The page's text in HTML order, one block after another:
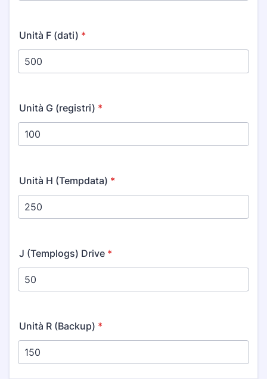
Unità F (dati) *
Unità G (registri) *
Unità H (Tempdata) *
J (Templogs) Drive *
Unità R (Backup) *